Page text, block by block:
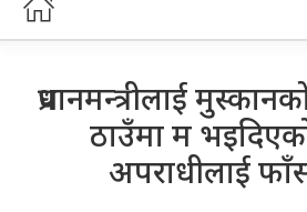
प्रधानमन्त्रीलाई
ठाउँमा म
अपराधीलाई